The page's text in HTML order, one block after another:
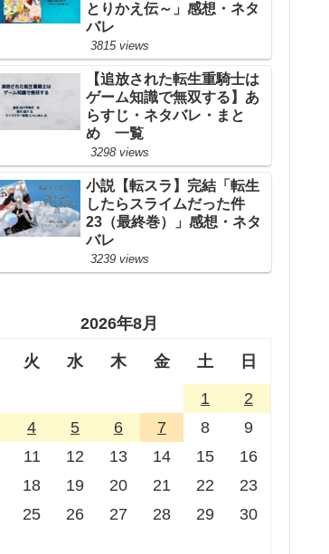
とりかえ伝～」感想・ネタ
バレ
3815 views
【追放された転生重騎士は
ゲーム知識で無双する】あ
らすじ・ネタバレ・まと
め 一覧
3298 views
小説【転スラ】完結「転生
したらスライムだった件
23（最終巻）」感想・ネタ
バレ
3239 views
2026年8月
火 水 木 金 土 日
1
2
4 5 6 7 8
9
11 12 13 14 15
16
18 19 20 21 22
23
25 26 27 28 29
30